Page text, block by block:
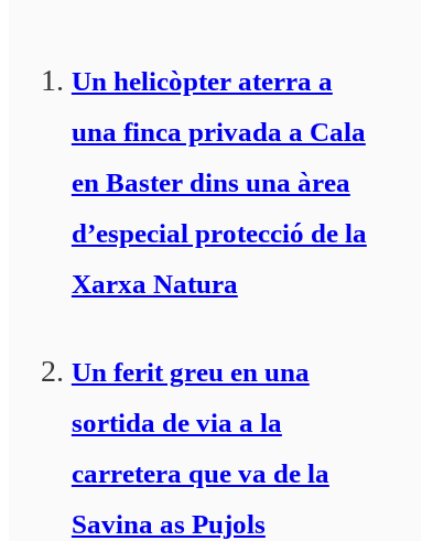
Un helicòpter aterra a
una finca privada a Cala
en Baster dins una àrea
d’especial protecció de la
Xarxa Natura
Un ferit greu en una
sortida de via a la
carretera que va de la
Savina as Pujols